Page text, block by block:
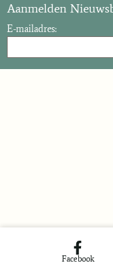
Aanmelden
E-mailadres:
Facebook